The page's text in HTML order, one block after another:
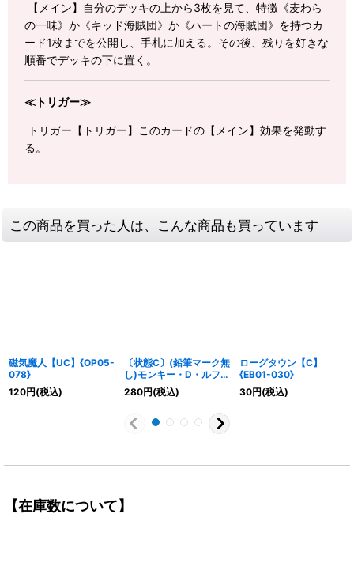
【メイン】自分のデッキの上から3枚を見て、特徴《麦わら
の一味》か《キッド海賊団》か《ハートの海賊団》を持つカ
ード1枚までを公開し、手札に加える。その後、残りを好きな
順番でデッキの下に置く。
≪トリガー≫
トリガー【トリガー】このカードの【メイン】効果を発動す
る。
この商品を買った人は、こんな商品も買っています
磁気魔人【UC】{OP05-
078}
120円(税込)
〔状態C〕(鉛筆マーク無
し)モンキー・D・ルフィ
(illust:TAPIOCA)
【SEC】{OP05-119}
280円(税込)
ローグタウン【C】
{EB01-030}
30円(税込)
【在庫数について】